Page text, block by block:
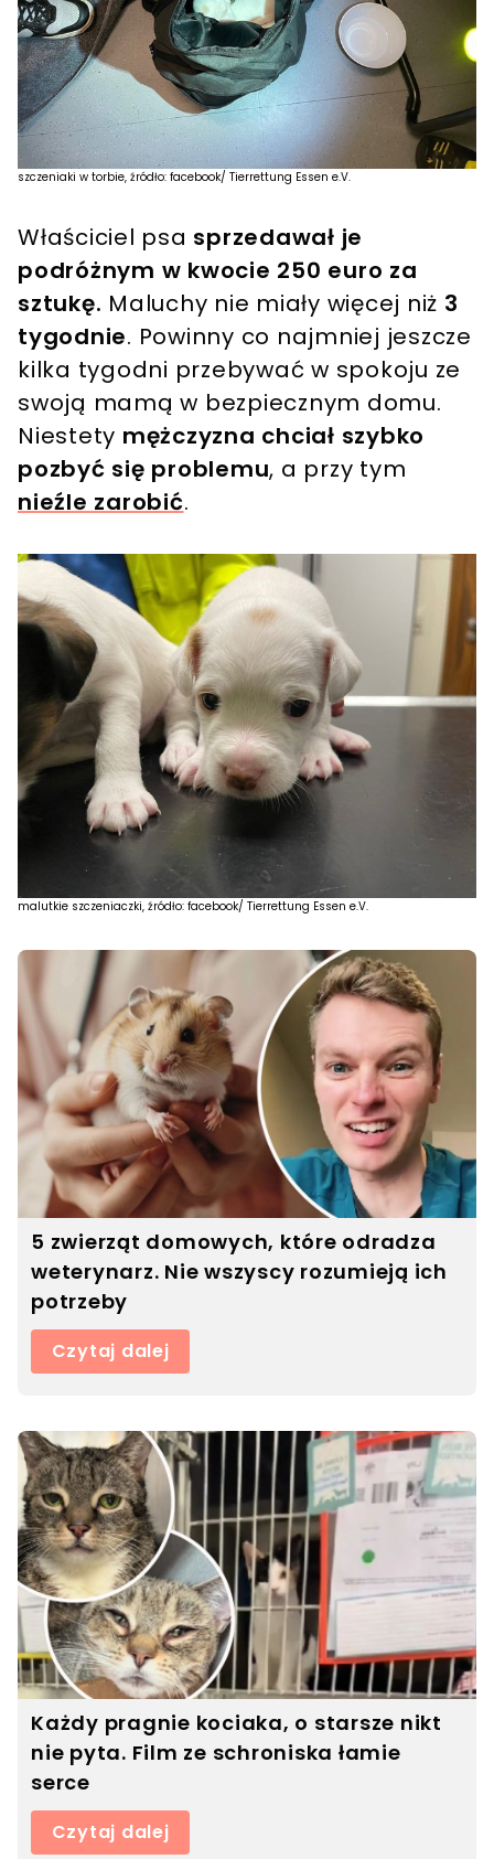
szczeniaki w torbie, źródło: facebook/ Tierrettung Essen e.V.
Właściciel psa sprzedawał je
podróżnym w kwocie 250 euro za
sztukę. Maluchy nie miały więcej niż 3
tygodnie. Powinny co najmniej jeszcze
kilka tygodni przebywać w spokoju ze
swoją mamą w bezpiecznym domu.
Niestety mężczyzna chciał szybko
pozbyć się problemu, a przy tym
nieźle zarobić.
malutkie szczeniaczki, źródło: facebook/ Tierrettung Essen e.V.
5 zwierząt domowych, które odradza
weterynarz. Nie wszyscy rozumieją ich
potrzeby
Czytaj dalej
Każdy pragnie kociaka, o starsze nikt
nie pyta. Film ze schroniska łamie
serce
Czytaj dalej